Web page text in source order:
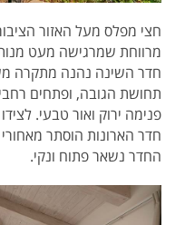
חצי מפלס מעל האזור
מרווחת שמרגישה מעט
חדר השינה נהנה מתקרה
תחושת הגובה, ופתחים
פנימה ירוק ואור טבעי.
חדר הארונות הוסתר
החדר נשאר פתוח ונקי.